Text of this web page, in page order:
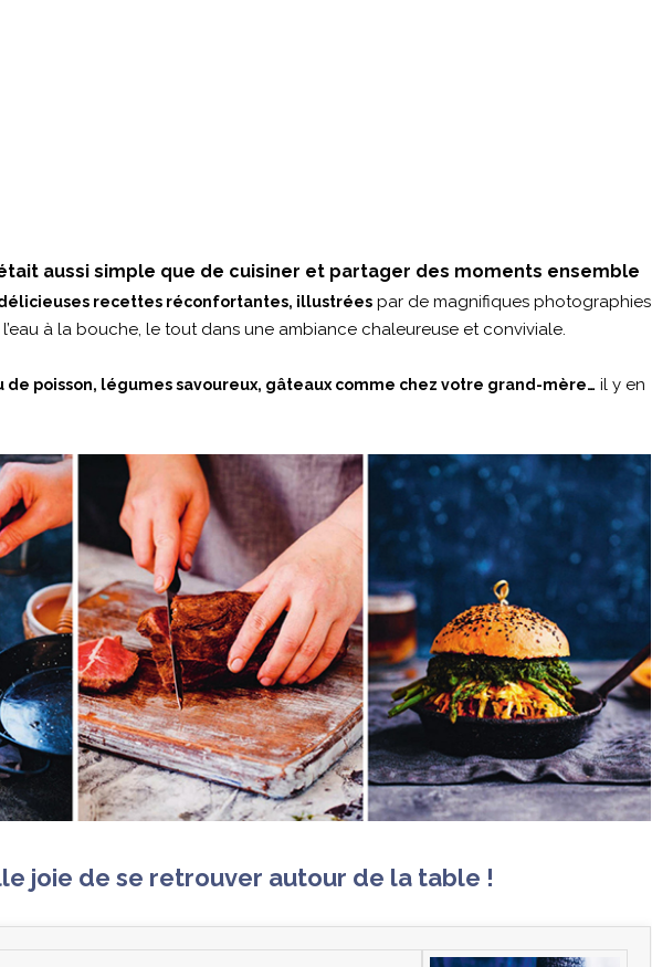
aussi simple que de cuisiner et partager des moments ensemble
recettes réconfortantes, illustrées par de magnifiques photographies
à la bouche, le tout dans une ambiance chaleureuse et conviviale.
de poisson, légumes savoureux, gâteaux comme chez votre grand-mère… il y en
joie de se retrouver autour de la table !